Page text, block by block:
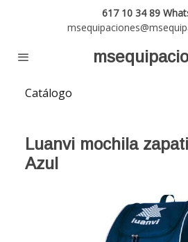
617 10 34 89
Catálogo
Luanvi mochila
Azul